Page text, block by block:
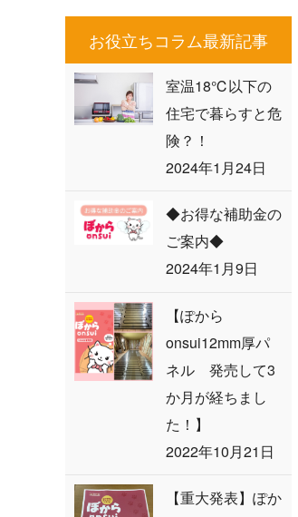
お役立ちコラム最新記事
室温18℃以下の
住宅で暮らすと危
険？！
2024年1月24日
◆お得な補助金の
ご案内◆
2024年1月9日
【ぽから
onsui12mm厚パ
ネル 発売して3
か月が経ちまし
た！】
2022年10月21日
【重大発表】ぽか